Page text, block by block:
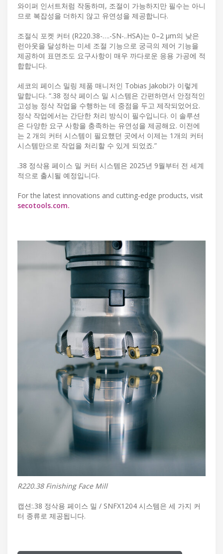
와이퍼 인서트처럼 작동하며, 조절이 가능하지만 필수는 아니
므로 복잡성을 더하지 않고 유연성을 제공합니다.
조절식 포켓 커터 (R220.38-….-SN-..HSA)는 0–2 µm의 낮은
런아웃을 달성하는 미세 조절 기능으로 궁극의 제어 기능을
제공하여 표면조도 요구사항이 매우 까다로운 응용 가공에 적
합합니다.
세코의 페이스 밀링 제품 매니저인 Tobias Jakobi가 이렇게
말합니다. “.38 정삭 페이스 밀 시스템은 간편하면서 안정적인
고성능 정삭 작업을 수행하는 데 중점을 두고 제작되었어요.
정삭 작업에서는 간단한 처리 방식이 필수입니다. 이 솔루션
은 다양한 요구 사항을 충족하는 유연성을 제공해요. 이전에
는 2 개의 커터 시스템이 필요했던 곳에서 이제는 1개의 커터
시스템만으로 작업을 처리할 수 있게 되었죠.”
.38 정삭용 페이스 밀 커터 시스템은 2025년 9월부터 전 세계
적으로 출시될 예정입니다.
For the latest innovations and cutting-edge products, visit
secotools.com.
R220.38 Finishing Face Mill
캡션:.38 정삭용 페이스 밀 / SNFX1204 시스템은 세 가지 커
터 종류로 제공됩니다.